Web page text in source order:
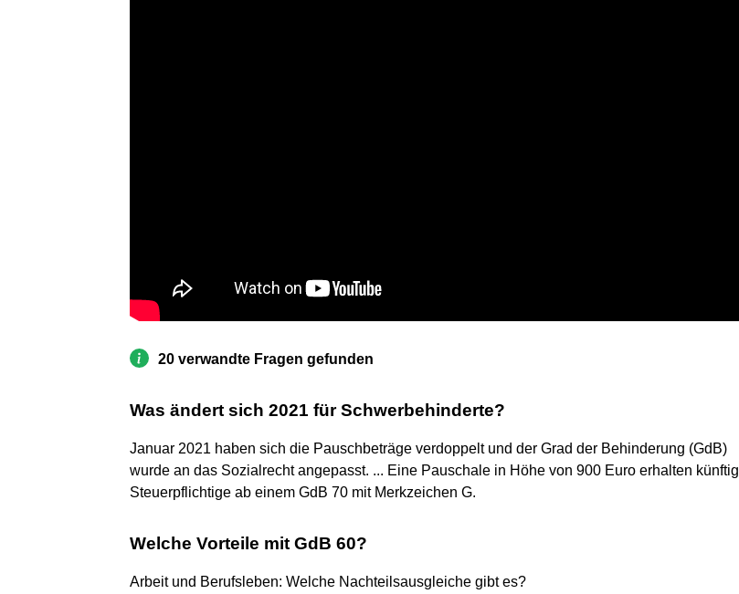
20 verwandte Fragen gefunden
Was ändert sich 2021 für Schwerbehinderte?
Januar 2021 haben sich die Pauschbeträge verdoppelt und der Grad der Behinderung (GdB)
wurde an das Sozialrecht angepasst. ... Eine Pauschale in Höhe von 900 Euro erhalten künftig
Steuerpflichtige ab einem GdB 70 mit Merkzeichen G.
Welche Vorteile mit GdB 60?
Arbeit und Berufsleben: Welche Nachteilsausgleiche gibt es?